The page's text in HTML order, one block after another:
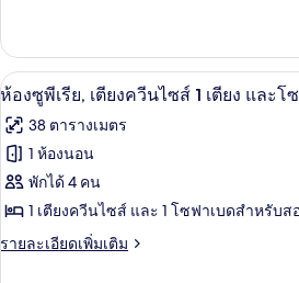
ควีน
ไซส์
1
เตียง
เกี่ยว
กับ
ห้อง
เตียง
ควีน
ไซส์
เตียง
เปิด
ภาพถ่าย
ทั้งหมด
ของ
ห้อง
ซู
เครื่อ
8
ห้องซูพีเรีย, เตียงควีนไซส์ 1 เตียง และโ
38 ตารางเมตร
1 ห้องนอน
พักได้ 4 คน
1 เตียงควีนไซส์ และ 1 โซฟาเบดสำหรับส
รายละเอียดเพิ่มเติม
ราย